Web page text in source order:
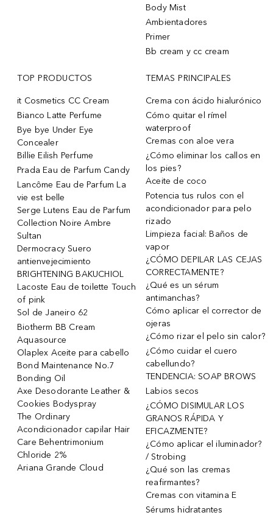
Body Mist
Ambientadores
Primer
Bb cream y cc cream
TOP PRODUCTOS
it Cosmetics CC Cream
Bianco Latte Perfume
Bye bye Under Eye
Concealer
Billie Eilish Perfume
Prada Eau de Parfum Candy
Lancôme Eau de Parfum La
vie est belle
Serge Lutens Eau de Parfum
Collection Noire Ambre
Sultan
Dermocracy Suero
antienvejecimiento
BRIGHTENING BAKUCHIOL
Lacoste Eau de toilette Touch
of pink
Sol de Janeiro 62
Biotherm BB Cream
Aquasource
Olaplex Aceite para cabello
Bond Maintenance No.7
Bonding Oil
Axe Desodorante Leather &
Cookies Bodyspray
The Ordinary
Acondicionador capilar Hair
Care Behentrimonium
Chloride 2%
Ariana Grande Cloud
TEMAS PRINCIPALES
Crema con ácido hialurónico
Cómo quitar el rímel
waterproof
Cremas con aloe vera
¿Cómo eliminar los callos en
los pies?
Aceite de coco
Potencia tus rulos con el
acondicionador para pelo
rizado
Limpieza facial: Baños de
vapor
¿CÓMO DEPILAR LAS CEJAS
CORRECTAMENTE?
¿Qué es un sérum
antimanchas?
Cómo aplicar el corrector de
ojeras
¿Cómo rizar el pelo sin calor?
¿Cómo cuidar el cuero
cabellundo?
TENDENCIA: SOAP BROWS
Labios secos
¿CÓMO DISIMULAR LOS
GRANOS RÁPIDA Y
EFICAZMENTE?
¿Cómo aplicar el iluminador?
/ Strobing
¿Qué son las cremas
reafirmantes?
Cremas con vitamina E
Sérums hidratantes